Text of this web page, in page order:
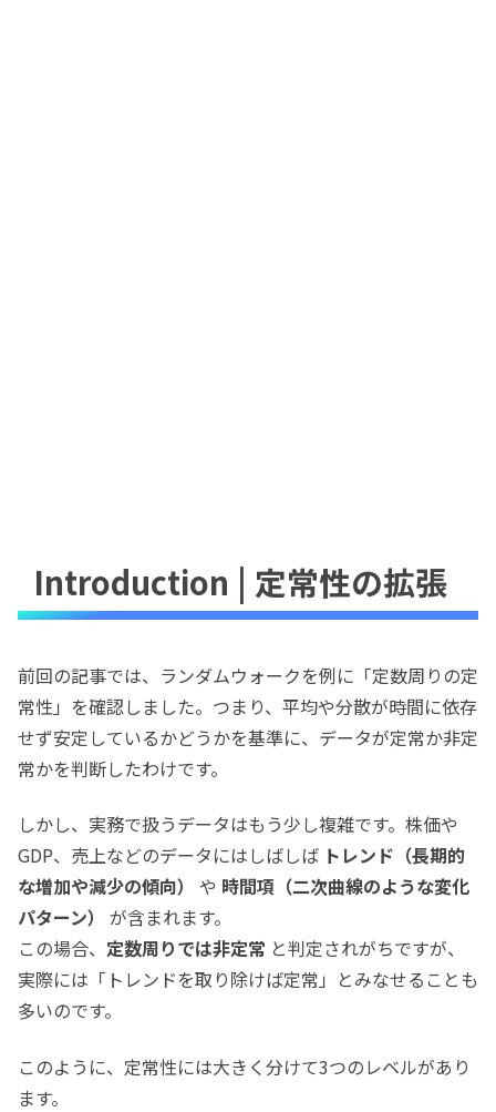
Introduction | 定常性の拡張
前回の記事では、ランダムウォークを例に「定数周りの定
常性」を確認しました。つまり、平均や分散が時間に依存
せず安定しているかどうかを基準に、データが定常か非定
常かを判断したわけです。
しかし、実務で扱うデータはもう少し複雑です。株価や
GDP、売上などのデータにはしばしば トレンド（長期的
な増加や減少の傾向）
や 時間項（二次曲線のような変化
パターン）
が含まれます。
この場合、 定数周りでは非定常 と判定されがちですが、
実際には「トレンドを取り除けば定常」とみなせることも
多いのです。
このように、定常性には大きく分けて3つのレベルがあり
ます。